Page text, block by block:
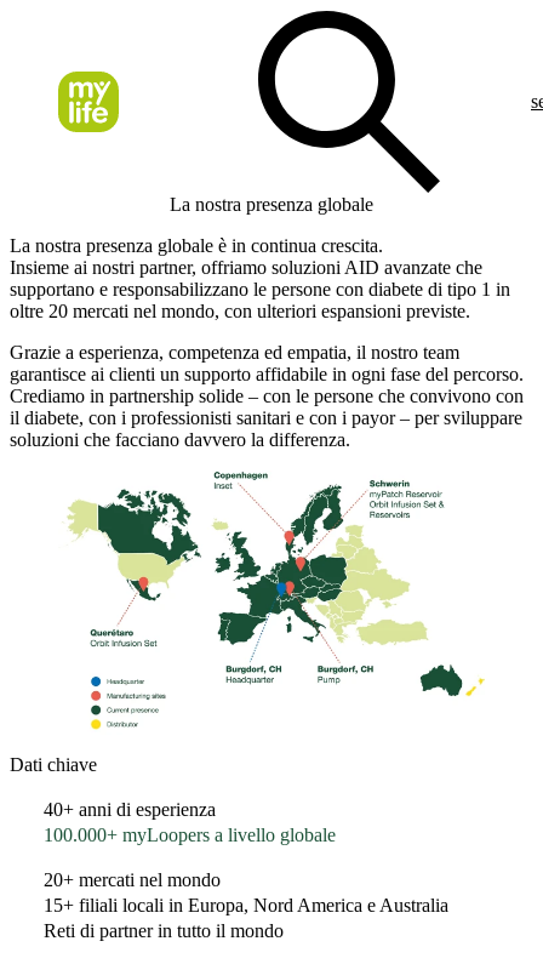
La nostra presenza globale
La nostra presenza globale è in continua crescita.
Insieme ai nostri partner, offriamo soluzioni AID avanzate che
supportano e responsabilizzano le persone con diabete di tipo 1 in
oltre 20 mercati nel mondo, con ulteriori espansioni previste.
Grazie a esperienza, competenza ed empatia, il nostro team
garantisce ai clienti un supporto affidabile in ogni fase del percorso.
Crediamo in partnership solide – con le persone che convivono con
il diabete, con i professionisti sanitari e con i payor – per sviluppare
soluzioni che facciano davvero la differenza.
Dati chiave
40+ anni di esperienza
100.000+ myLoopers a livello globale
20+ mercati nel mondo
15+ filiali locali in Europa, Nord America e Australia
Reti di partner in tutto il mondo